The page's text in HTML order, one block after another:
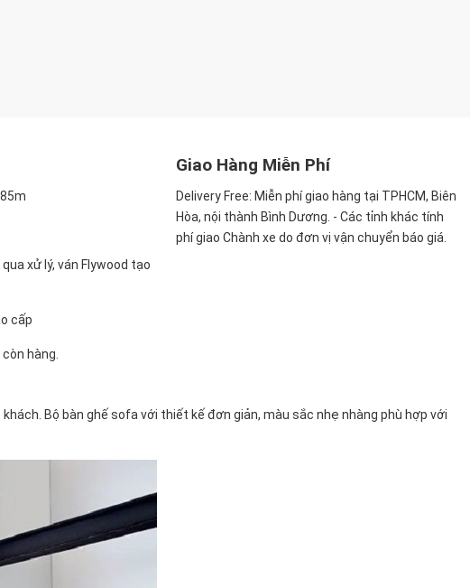
xử lý, ván Flywood tạo
cấp
hàng.
Giao Hàng Miễn Phí
Delivery Free: Miễn phí giao hàng tại TPHCM, Biên
Hòa, nội thành Bình Dương. - Các tỉnh khác tính
phí giao Chành xe do đơn vị vận chuyển báo giá.
Bộ bàn ghế sofa với thiết kế đơn giản, màu sắc nhẹ nhàng phù hợp với